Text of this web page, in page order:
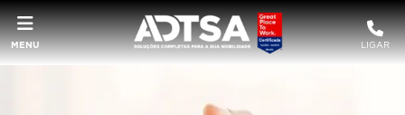
MENU LIGAR